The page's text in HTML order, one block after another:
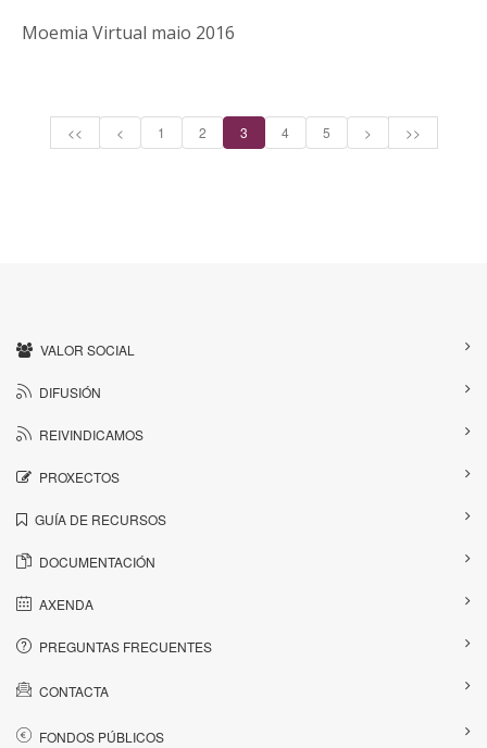
Moemia Virtual maio 2016
<< < 1 2 3 4 5 > >>
VALOR SOCIAL
DIFUSIÓN
REIVINDICAMOS
PROXECTOS
GUÍA DE RECURSOS
DOCUMENTACIÓN
AXENDA
PREGUNTAS FRECUENTES
CONTACTA
FONDOS PÚBLICOS